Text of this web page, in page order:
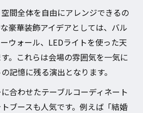
間全体を自由にアレンジできるの
豪華装飾アイデアとしては、バル
ウォール、LEDライトを使った天
。これらは会場の雰囲気を一気に
記憶に残る演出となります。
合わせたテーブルコーディネート
ブースも人気です。例えば「結婚